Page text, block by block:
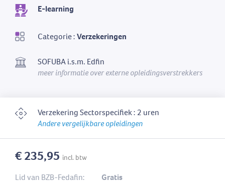
E-learning
Categorie :Verzekeringen
SOFUBA i.s.m. Edfin
meer informatie over externe opleidingsverstrekkers
Verzekering Sectorspecifiek : 2 uren
Andere vergelijkbare opleidingen
€ 235,95 incl. btw
Lid van BZB-Fedafin: Gratis